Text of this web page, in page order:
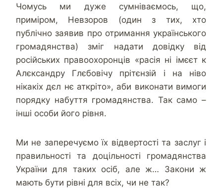
Чомусь ми дуже сумніваємось, що,
приміром, Невзоров (один з тих, хто
публічно заявив про отримання українського
громадянства) зміг надати довідку від
російських правоохоронців «расія ні імєєт к
Алєксандру Глєбовічу прітєнзій і на ніво
нікакіх дєл нє аткріто», аби виконати вимоги
порядку набуття громадянства. Так само –
інші особи його рівня.
Ми не заперечуємо їх відвертості та заслуг і
правильності та доцільності громадянства
України для таких осіб, але ж… Закони ж
мають бути рівні для всіх, чи не так?